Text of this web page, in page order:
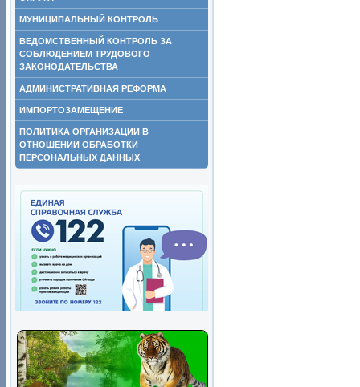
МУНИЦИПАЛЬНЫЙ КОНТРОЛЬ
ВЕДОМСТВЕННЫЙ КОНТРОЛЬ ЗА
СОБЛЮДЕНИЕМ ТРУДОВОГО
ЗАКОНОДАТЕЛЬСТВА
АДМИНИСТРАТИВНАЯ РЕФОРМА
ИМПОРТОЗАМЕЩЕНИЕ
ПОЛИТИКА ОРГАНИЗАЦИИ В
ОТНОШЕНИИ ОБРАБОТКИ
ПЕРСОНАЛЬНЫХ ДАННЫХ